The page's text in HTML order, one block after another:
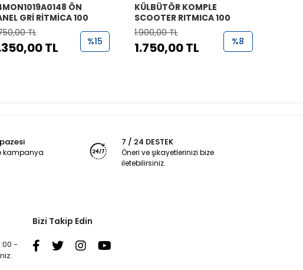
ÖN
GRİ RİTMİCA 100
TL
TL %15
KÜLBÜTÖR KOMPLE
SCOOTER RITMICA 100
1.900,00 TL
1.750,00 TL %8
kampanya
7 / 24 DESTEK
Öneri ve şikayetlerinizi bize
iletebilirsiniz.
-
Bizi Takip Edin